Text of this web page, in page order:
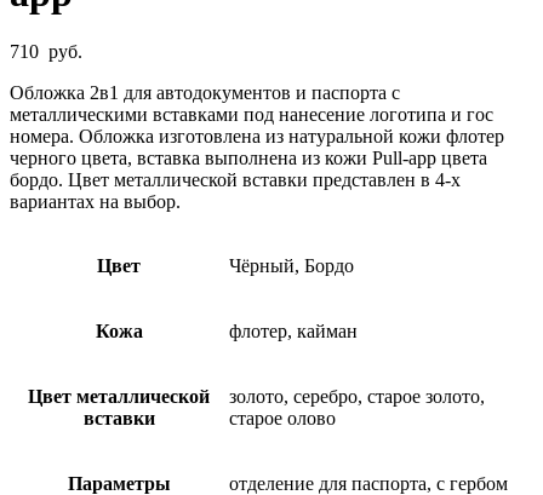
710 руб.
Обложка 2в1 для автодокументов и паспорта с
металлическими вставками под нанесение логотипа и гос
номера. Обложка изготовлена из натуральной кожи флотер
черного цвета, вставка выполнена из кожи Pull-app цвета
бордо. Цвет металлической вставки представлен в 4-х
вариантах на выбор.
Цвет Чёрный, Бордо
Кожа флотер, кайман
Цвет металлической
вставки
золото, серебро, старое золото,
старое олово
Параметры отделение для паспорта, с гербом